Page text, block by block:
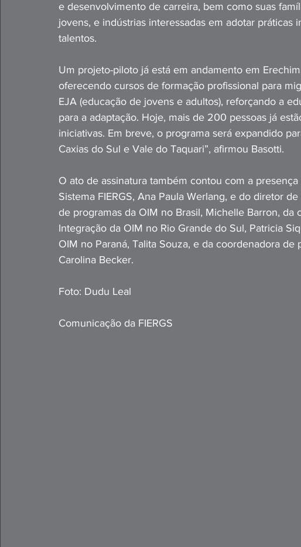
e desenvolvimento de carreira, bem como suas
jovens, e indústrias interessadas em adotar
talentos.
Um projeto-piloto já está em andamento em
oferecendo cursos de formação profissional para
EJA (educação de jovens e adultos), reforçando a
para a adaptação. Hoje, mais de 200 pessoas já
iniciativas. Em breve, o programa será expandido
Caxias do Sul e Vale do Taquari”, afirmou Basotti.
O ato de assinatura também contou com a
Sistema FIERGS, Ana Paula Werlang, e do diretor
de programas da OIM no Brasil, Michelle Barron,
Integração da OIM no Rio Grande do Sul, Patricia
OIM no Paraná, Talita Souza, e da coordenadora de
Carolina Becker.
Foto: Dudu Leal
Comunicação da FIERGS